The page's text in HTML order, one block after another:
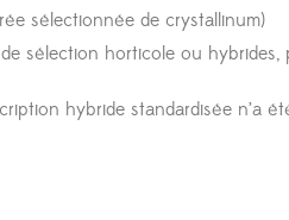
sélectionnée de crystallinum)
sélection horticole ou hybrides,
hybride standardisée n’a